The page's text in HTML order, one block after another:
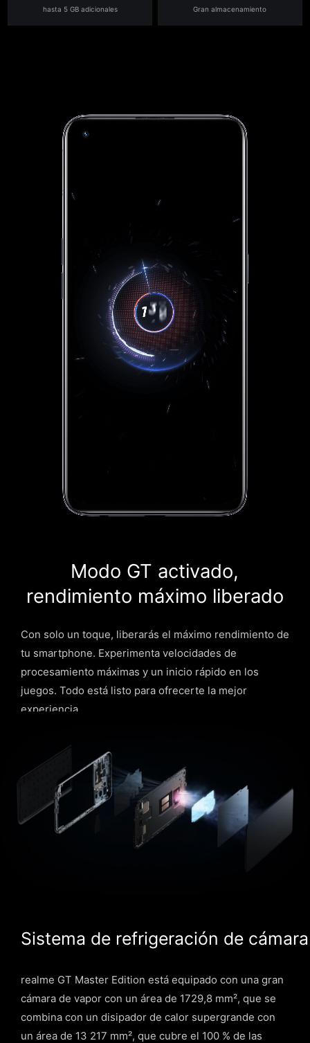
hasta 5 GB adicionales Gran almacenamiento
Modo GT activado,
rendimiento máximo liberado
Con solo un toque, liberarás el máximo rendimiento de
tu smartphone. Experimenta velocidades de
procesamiento máximas y un inicio rápido en los
juegos. Todo está listo para ofrecerte la mejor
experiencia.
Sistema de refrigeración de
realme GT Master Edition está equipado con una gran
cámara de vapor con un área de 1729,8 mm², que se
combina con un disipador de calor supergrande con
un área de 13 217 mm², que cubre el 100 % de las